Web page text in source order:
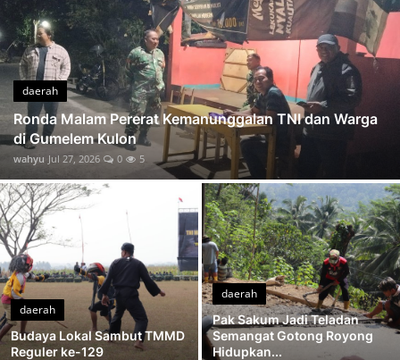
Kompak Isi Molen Warga dan Satgas Berpacu Wujudkan Jalan Impian Desa
Semangat Satgas Tak Surut Demi Rampungkan TMMD
Dua Orang Satu Angkong Kekompakan Warga Taklukkan Tanjakan di Lokasi TMMD
Sentuhan Akhir di Permukaan Beton Ketelitian Samsi Menentukan Kualitas Jalan TMMD
Talud Pertama Rampung Langkah Nyata TMMD Lindungi Jalan Desa
Tak Sekadar Mengawasi Wondo Menjaga Mimpi Warga di Setiap Meter Jalan TMMD
daerah
Ronda Malam Pererat Kemanunggalan TNI dan Warga
di Gumelem Kulon
wahyu Jul 27, 2026 0 5
daerah
Budaya Lokal Sambut TMMD
Reguler ke-129
daerah
Pak Sakum Jadi Teladan
Semangat Gotong Royong
Hidupkan...